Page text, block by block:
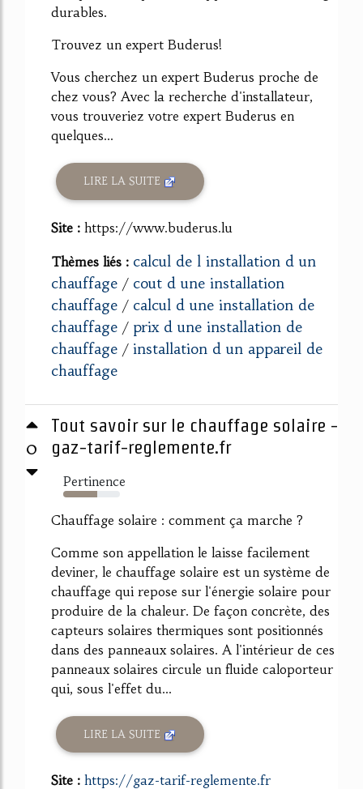
durables.
Trouvez un expert Buderus!
Vous cherchez un expert Buderus proche de
chez vous? Avec la recherche d'installateur,
vous trouveriez votre expert Buderus en
quelques...
LIRE LA SUITE
Site : https://www.buderus.lu
Thèmes liés : calcul de l installation d un
chauffage / cout d une installation
chauffage / calcul d une installation de
chauffage / prix d une installation de
chauffage / installation d un appareil de
chauffage
0
Tout savoir sur le chauffage solaire -
gaz-tarif-reglemente.fr
Pertinence
60%
Chauffage solaire : comment ça marche ?
Comme son appellation le laisse facilement
deviner, le chauffage solaire est un système de
chauffage qui repose sur l'énergie solaire pour
produire de la chaleur. De façon concrète, des
capteurs solaires thermiques sont positionnés
dans des panneaux solaires. A l'intérieur de ces
panneaux solaires circule un fluide caloporteur
qui, sous l'effet du...
LIRE LA SUITE
Site : https://gaz-tarif-reglemente.fr